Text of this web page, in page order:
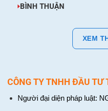
BÌNH THUẬN
XEM
CÔNG TY TNHH ĐẦU TƯ
Người đại diện pháp luật: